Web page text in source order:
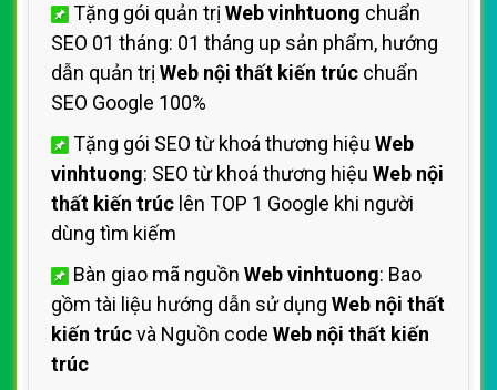
Tặng gói quản trị Web vinhtuong chuẩn
SEO 01 tháng: 01 tháng up sản phẩm, hướng
dẫn quản trị Web nội thất kiến trúc chuẩn
SEO Google 100%
Tặng gói SEO từ khoá thương hiệu Web
vinhtuong: SEO từ khoá thương hiệu Web nội
thất kiến trúc lên TOP 1 Google khi người
dùng tìm kiếm
Bàn giao mã nguồn Web vinhtuong: Bao
gồm tài liệu hướng dẫn sử dụng Web nội thất
kiến trúcvà Nguồn code Web nội thất kiến
trúc